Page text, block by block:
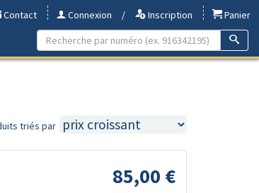
Contact Connexion / Inscription
Panier
triés par
85,00 €